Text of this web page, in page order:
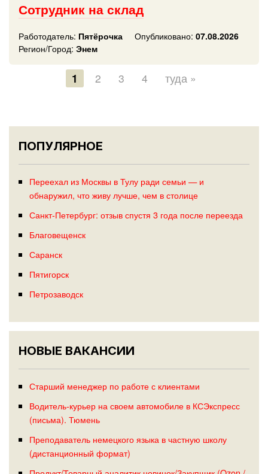
Сотрудник на склад
Работодатель: Пятёрочка Опубликовано: 07.08.2026
Регион/Город: Энем
1 2 3 4 туда »
ПОПУЛЯРНОЕ
Переехал из Москвы в Тулу ради семьи — и
обнаружил, что живу лучше, чем в столице
Санкт-Петербург: отзыв спустя 3 года после переезда
Благовещенск
Саранск
Пятигорск
Петрозаводск
НОВЫЕ ВАКАНСИИ
Старший менеджер по работе с клиентами
Водитель-курьер на своем автомобиле в КСЭкспресс
(письма). Тюмень
Преподаватель немецкого языка в частную школу
(дистанционный формат)